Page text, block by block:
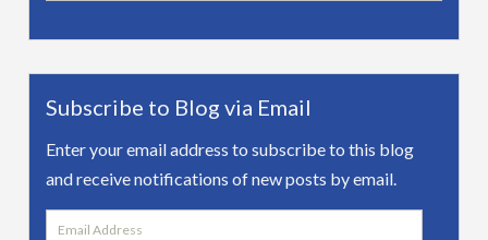
Subscribe to Blog via Email
Enter your email address to subscribe to this blog
and receive notifications of new posts by email.
Email